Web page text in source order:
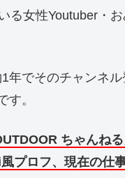
る女性Youtuber・
年でそのチャンネ
す。
ちゃんね
プロフ、現在の仕